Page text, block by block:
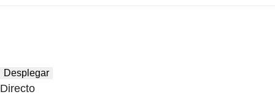
Desplegar
Directo